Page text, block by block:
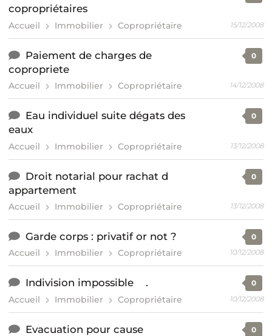
copropriétaires
Accueil Immobilier Copropriétaire 15/12/2008
Paiement de charges de
copropriete
Accueil Immobilier Copropriétaire
0
14/12/2008
Eau individuel suite dégats des
eaux
Accueil Immobilier Copropriétaire
0
13/12/2008
Droit notarial pour rachat d
appartement
Accueil Immobilier Copropriétaire
0
13/12/2008
Garde corps : privatif or not ?
Accueil Immobilier Copropriétaire
0
10/12/2008
Indivision impossible .
Accueil Immobilier Copropriétaire
0
10/12/2008
Evacuation pour cause
0